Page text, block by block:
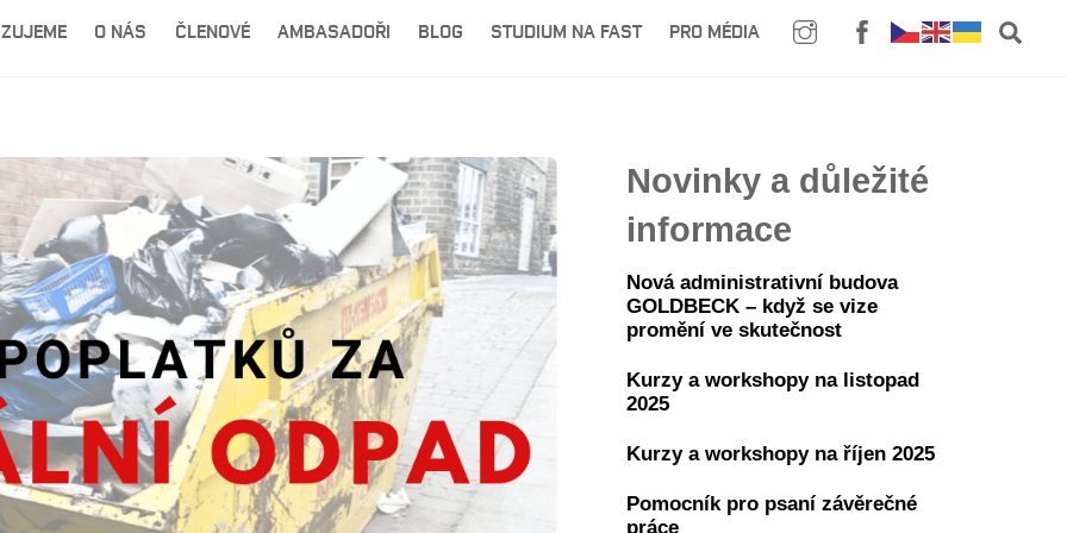
O NÁS ČLENOVÉ AMBASADOŘI BLOG STUDIUM NA FAST PRO MÉDIA
Novinky a důležité
informace
Nová administrativní budova
GOLDBECK – když se vize
promění ve skutečnost
Kurzy a workshopy na listopad
2025
Kurzy a workshopy na říjen 2025
Pomocník pro psaní závěrečné
práce